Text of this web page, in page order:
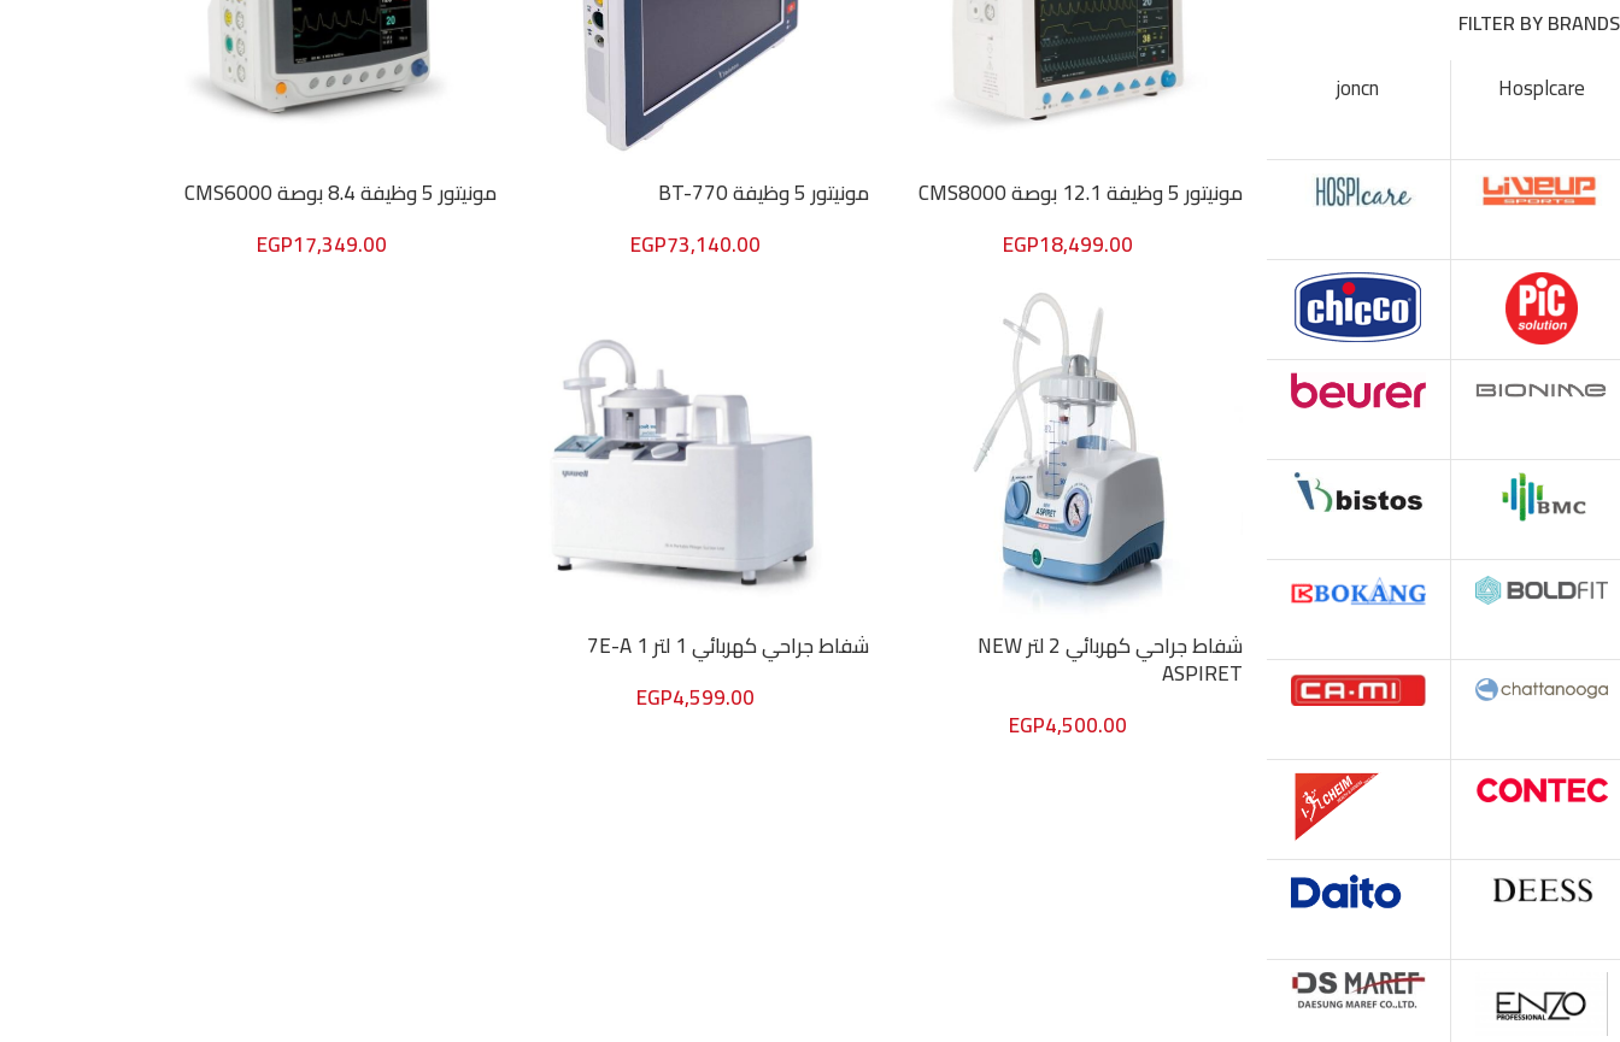
FILTER BY BRANDS
joncn Hosplcare
مونيتور 5 وظيفة 12.1 بوصة CMS8000
EGP18,499.00
مونيتور 5 وظيفة BT-770
EGP73,140.00
مونيتور 5 وظيفة 8.4 بوصة CMS6000
EGP17,349.00
شفاط جراحي كهربائي 2 لتر NEW
ASPIRET
EGP4,500.00
شفاط جراحي كهربائي 1 لتر 1 7E-A
EGP4,599.00